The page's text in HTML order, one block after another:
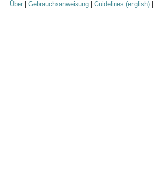
Über Gebrauchsanweisung Guidelines (english)